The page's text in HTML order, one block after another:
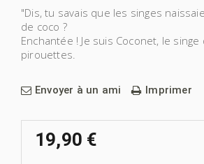
"Dis, tu savais que les singes
de coco ?
Enchantée ! Je suis Coconet, le
pirouettes.
Envoyer à un ami Imprimer
19,90 €